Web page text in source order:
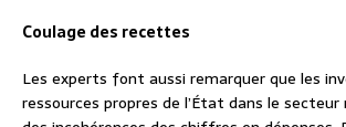
Coulage des recettes
Les experts font aussi remarquer que les
ressources propres de l’État dans le